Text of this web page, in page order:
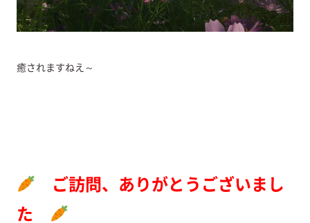
癒されますねえ～
ご訪問、ありがとうございまし
た